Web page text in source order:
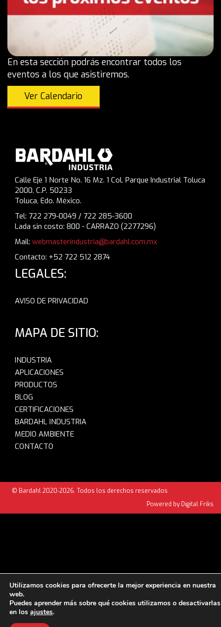
En esta sección podrás encontrar todos los
eventos a los que asistiremos.
Ver Calendario
Calle Eje 1 Norte No. 16 Mz. 1 Col. Parque Industrial Toluca
2000, C.P. 50233
Toluca, Edo. México.
Tel: 722 279-0049 / 722 285-3600
Lada sin costo: 800 - CARRAZO (2277296)
Mail: webmasterindustria@bardahl.com.mx
Contacto: +52 722 512 2874
LEGALES:
AVISO DE PRIVACIDAD
MAPA DE SITIO:
INDUSTRIA
APLICACIONES
PRODUCTOS
BLOG
CERTIFICACIONES
BARDAHL INDUSTRIA
MEDIO AMBIENTE
CONTACTO
© Bardahl 2020-2026. Todos los derechos reservados
Powered by Digital Friks
Utilizamos cookies para ofrecerte la mejor experiencia en nuestra
web.
Puedes aprender más sobre qué cookies utilizamos o desactivarlas
en los ajustes.